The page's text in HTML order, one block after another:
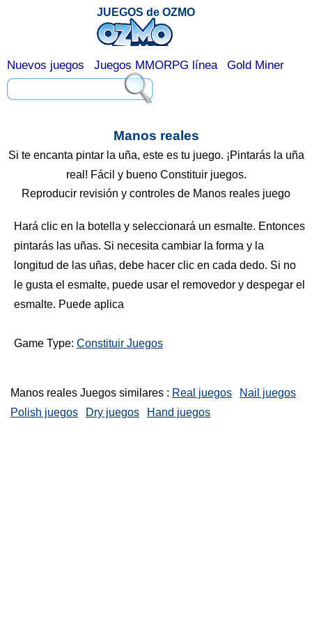
Manos reales
Si te encanta pintar la uña, este es tu juego. ¡Pintarás la uña
real! Fácil y bueno Constituir juegos.
Reproducir revisión y controles de Manos reales juego
Hará clic en la botella y seleccionará un esmalte. Entonces
pintarás las uñas. Si necesita cambiar la forma y la
longitud de las uñas, debe hacer clic en cada dedo. Si no
le gusta el esmalte, puede usar el removedor y despegar el
esmalte. Puede aplica
Game Type: Constituir Juegos
Manos reales Juegos similares : Real juegos
Nail juegos
Polish juegos
Dry juegos Hand juegos
JUEGOS de OZMO
Nuevos juegos Juegos MMORPG línea Gold Miner